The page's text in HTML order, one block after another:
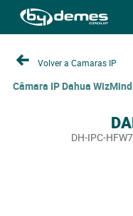
Volver a Camaras IP
Câmara IP Dahua
DH-IPC-